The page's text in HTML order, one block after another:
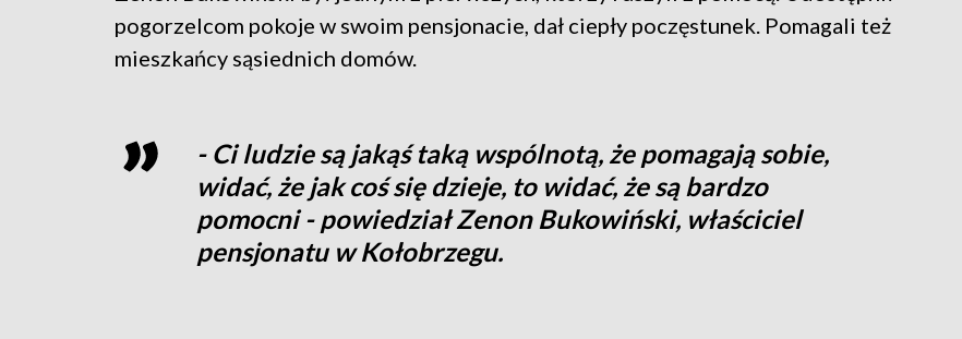
pogorzelcom pokoje w swoim pensjonacie, dał ciepły poczęstunek. Pomagali też
mieszkańcy sąsiednich domów.
- Ci ludzie są jakąś taką wspólnotą, że pomagają sobie,
widać, że jak coś się dzieje, to widać, że są bardzo
pomocni - powiedział Zenon Bukowiński, właściciel
pensjonatu w Kołobrzegu.